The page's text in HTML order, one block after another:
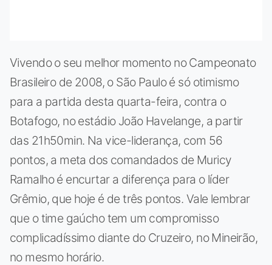
Vivendo o seu melhor momento no Campeonato
Brasileiro de 2008, o São Paulo é só otimismo
para a partida desta quarta-feira, contra o
Botafogo, no estádio João Havelange, a partir
das 21h50min. Na vice-liderança, com 56
pontos, a meta dos comandados de Muricy
Ramalho é encurtar a diferença para o líder
Grêmio, que hoje é de três pontos. Vale lembrar
que o time gaúcho tem um compromisso
complicadíssimo diante do Cruzeiro, no Mineirão,
no mesmo horário.